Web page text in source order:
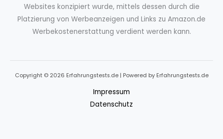
Websites konzipiert wurde, mittels dessen durch die
Platzierung von Werbeanzeigen und Links zu Amazon.de
Werbekostenerstattung verdient werden kann.
Copyright © 2026 Erfahrungstests.de | Powered by Erfahrungstests.de
Impressum
Datenschutz